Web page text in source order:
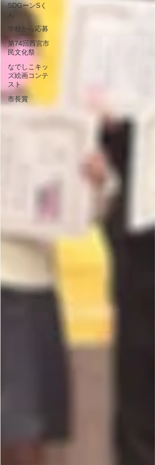
SDGーンSく
ん
学校から応募
第74回西宮市
民文化祭
なでしこキッ
ズ絵画コンテ
スト
市長賞